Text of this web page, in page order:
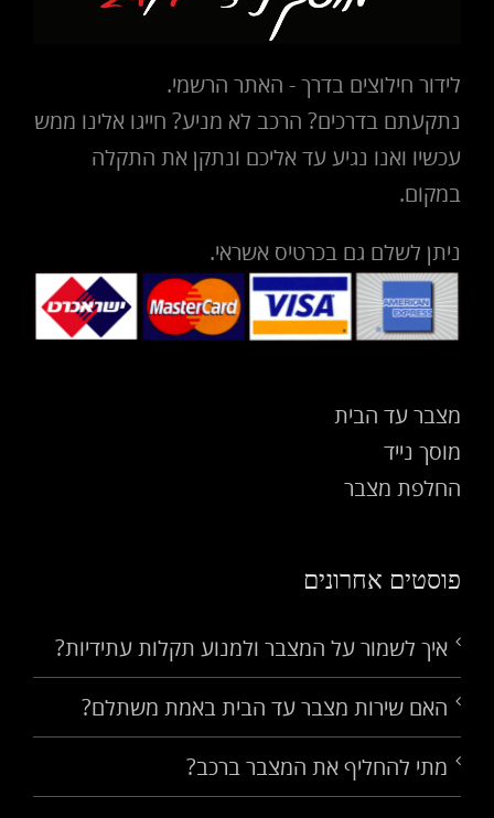
לידור חילוצים בדרך - האתר הרשמי.
נתקעתם בדרכים? הרכב לא מניע? חייגו אלינו ממש
עכשיו ואנו נגיע עד אליכם ונתקן את התקלה
במקום.
ניתן לשלם גם בכרטיס אשראי.
מצבר עד הבית
מוסך נייד
החלפת מצבר
פוסטים אחרונים
איך לשמור על המצבר ולמנוע תקלות עתידיות?
האם שירות מצבר עד הבית באמת משתלם?
מתי להחליף את המצבר ברכב?